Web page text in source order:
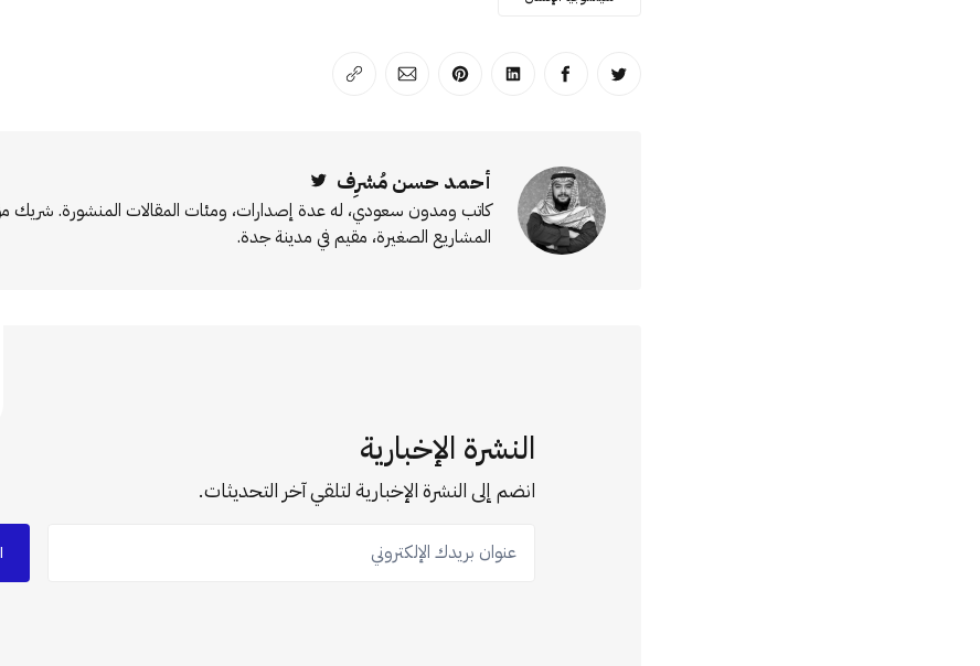
انشر على تويترانشر على الفيسبوك
انشر على لينكد إن
انشر على بينترست
انشر على الإيميل
انسخ الرابط
أحمد حسن مُشرِف
كاتب ومدون سعودي، له عدة إصدارات، ومئات المقالات المنشورة.
المشاريع الصغيرة، مقيم في مدينة جدة.
النشرة الإخبارية
انضم إلى النشرة الإخبارية لتلقي آخر التحديثات.
عنوان بريدك الإلكتروني